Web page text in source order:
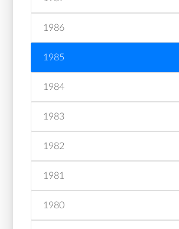
1986
1985
1984
1983
1982
1981
1980